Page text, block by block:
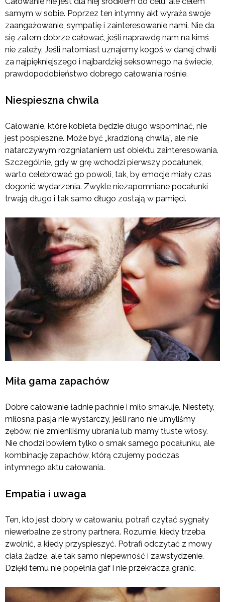
samym w sobie. Poprzez ten intymny akt wyraża swoje
zaangażowanie, sympatię i zainteresowanie nami. Nie da
się zatem dobrze całować, jeśli naprawdę nam na kimś
nie zależy. Jeśli natomiast uznajemy kogoś w danej chwili
za najpiękniejszego i najbardziej seksownego na świecie,
prawdopodobieństwo dobrego całowania rośnie.
Niespieszna chwila
Całowanie, które kobieta będzie długo wspominać, nie
jest pospieszne. Może być „kradzioną chwilą”, ale nie
natarczywym rozgniataniem ust obiektu zainteresowania.
Szczególnie, gdy w grę wchodzi pierwszy pocałunek,
warto celebrować go powoli, tak, by emocje miały czas
dogonić wydarzenia. Zwykle niezapomniane pocałunki
trwają długo i tak samo długo zostają w pamięci.
Miła gama zapachów
Dobre całowanie ładnie pachnie i miło smakuje. Niestety,
miłosna pasja nie wystarczy, jeśli rano nie umyliśmy
zębów, nie zmieniliśmy ubrania lub mamy tłuste włosy.
Nie chodzi bowiem tylko o smak samego pocałunku, ale
kombinację zapachów, którą czujemy podczas
intymnego aktu całowania.
Empatia i uwaga
Ten, kto jest dobry w całowaniu, potrafi czytać sygnały
niewerbalne ze strony partnera. Rozumie, kiedy trzeba
zwolnić, a kiedy przyspieszyć. Potrafi odczytać z mowy
ciała żądzę, ale tak samo niepewność i zawstydzenie.
Dzięki temu nie popełnia gaf i nie przekracza granic.